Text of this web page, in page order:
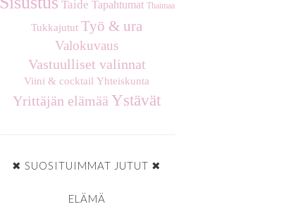
Taide Tapahtumat Thaimaa
Tukkajutut Työ & ura
Valokuvaus
Vastuulliset valinnat
Viini & cocktail Yhteiskunta
Yrittäjän elämää Ystävät
✖ SUOSITUIMMAT JUTUT ✖
ELÄMÄ